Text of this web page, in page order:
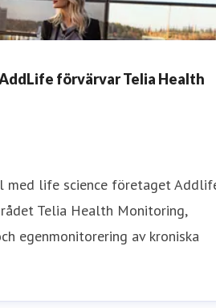
förvärvar Telia Health
med life science företaget
Telia Health Monitoring,
egenmonitorering av kroniska